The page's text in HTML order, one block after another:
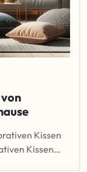
Kissen
Kissen…